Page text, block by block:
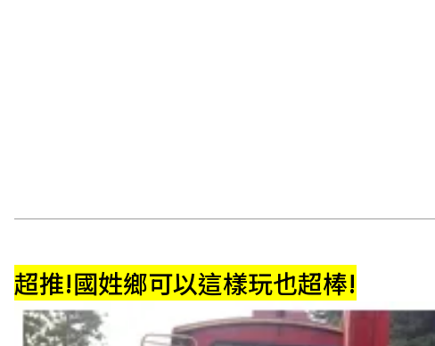
超推!國姓鄉可以這樣玩也超棒!